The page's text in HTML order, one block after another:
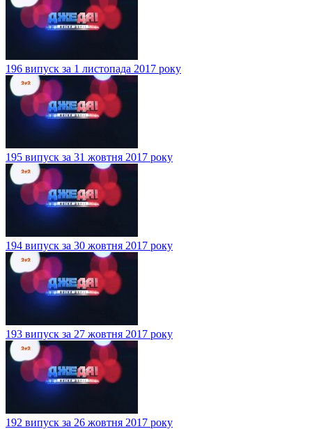
196 випуск за 1 листопада 2017 року
195 випуск за 31 жовтня 2017 року
194 випуск за 30 жовтня 2017 року
193 випуск за 27 жовтня 2017 року
192 випуск за 26 жовтня 2017 року